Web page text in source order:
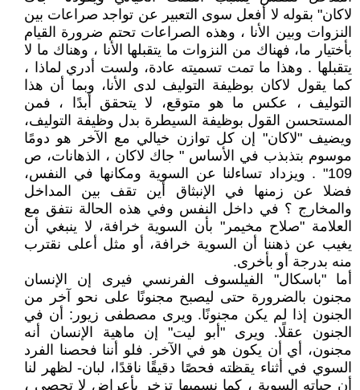
لاكان" بقوله لا أفعل سوى التعبير عن تواجد صراعات بين
النزوات وبين الأنا ، وهذه الصراعات تحتم ضرورة القيام
بأختيار ما، فهناك من النزوات ما يتقبلها الأنا ، وهناك ما لا
يتقبلها . وهذا ما تمت تسميته عادة، ولست أدري لماذا ،
كما يقول لاكان بوظيفة التوليف لدى الأنا، وبما أن هذا
التوليف ، عكس ما هو متوقع، لا يتحقق أبدًا ، فمن
المستحسن القول بوظيفة السيطرة بدل وظيفة التوليف،
ويضيف "لاكان" إن كل توازن خيالي مع الآخر هو دومًا
موسوم بتذبذب في الأساس " جاك لاكان ، الذهانات، ص
109" . ويزداد تساءلنا عن السوية ومكانها في النفس،
فضلا عن زمنها في الإنبثاق أين تقف بين المداخل
والمخارج ؟ في داخل النفس وفي هذه الحالة نتفق مع
العلامة "صلاح مخيمر" بأن السوية خرافة، لا ينبغي أن
يغيب عن ذهننا أن السوية خرافة، أو مثل أعلى نقترب
منه بدرجة أو بأخرى.
أما "باسكال" الفيلسوف الفرنسي فيرى إن الإنسان
مجنون بالضرورة حتى ليصبح مجنونًا على نحو آخر من
الجنون إذا لم يكن مجنونًا. ويرى مصطفى زيور: أن في
الجنون عقلًا. ويرى "أبو ليت" إن ماهية الإنسان أنه
مجنون، أي أن يكون هو في الآخر. فلو أننا فحصنا الفرد
السوي في أثناء يقظته فحصًا دقيقًا ناقدًا، لبان- لظهر لنا
أن حياته السوية ، كما نسميها تزخر بأعراض لا تحصى ،